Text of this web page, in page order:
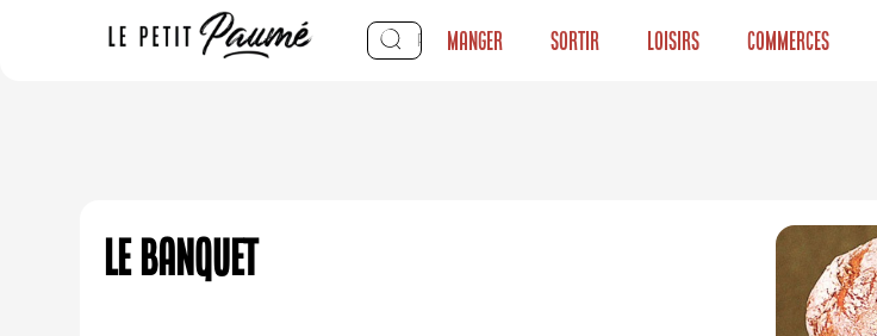
Manger Sortir Loisirs Commerces
Le Banquet